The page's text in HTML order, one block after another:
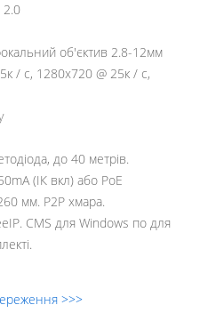
2.0
об'єктив 2.8-12мм
/ с, 1280х720 @ 25к / с,
до 40 метрів.
(ІК вкл) або PoE
мм. Р2Р хмара.
CMS для Windows по для
>>>